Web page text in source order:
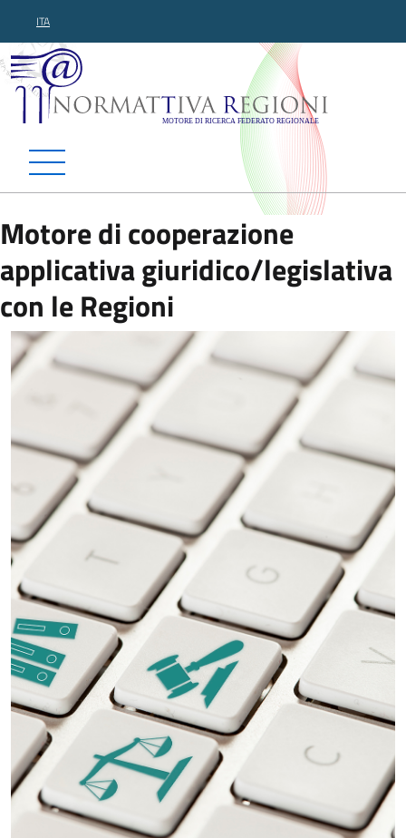
ITA
Normattiva Regioni -
Motore di cooperazione
applicativa giuridico/legislativa
con le Regioni